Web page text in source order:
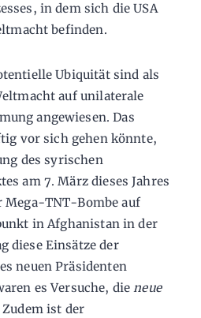
in dem sich die USA
befinden.
Ubiquität sind als
auf unilaterale
angewiesen. Das
vor sich gehen könnte,
des syrischen
am 7. März dieses Jahres
Mega-TNT-Bombe auf
in Afghanistan in der
diese Einsätze der
neuen Präsidenten
es Versuche, dieneue
Zudem ist der